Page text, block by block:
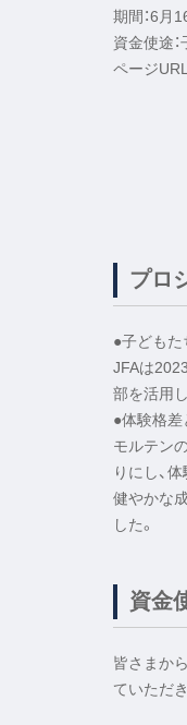
期間：6月
資金使途
ページURL
プロ
●子ども
JFAは
部を活用
●体験格
モルテン
りにし、
健やかな
した。
資金
皆さまか
ていただき